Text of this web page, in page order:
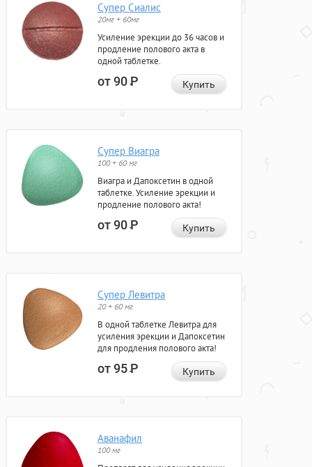
Супер Сиалис
20мг + 60мг
Усиление эрекции до 36 часов и
продление полового акта в
одной таблетке.
от 90Р Купить
Супер Виагра
100 + 60 мг
Виагра и Дапоксетин в одной
таблетке. Усиление эрекции и
продление полового акта!
от 90Р Купить
Супер Левитра
20 + 60 мг
В одной таблетке Левитра для
усиления эрекции и Дапоксетин
для продления полового акта!
от 95Р Купить
Аванафил
100 мг